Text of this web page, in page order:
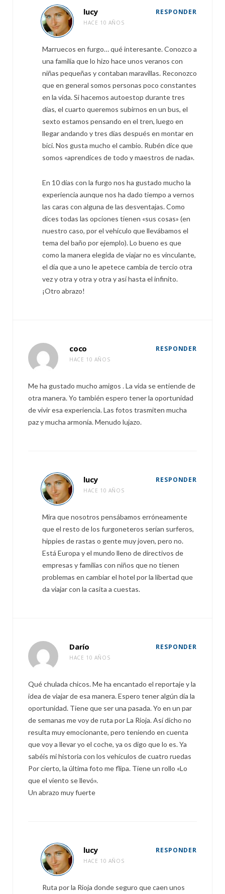
lucy
HACE 10 AÑOS
RESPONDER
Marruecos en furgo… qué interesante. Conozco a
una familia que lo hizo hace unos veranos con
niñas pequeñas y contaban maravillas. Reconozco
que en general somos personas poco constantes
en la vida. Si hacemos autoestop durante tres
días, el cuarto queremos subirnos en un bus, el
sexto estamos pensando en el tren, luego en
llegar andando y tres días después en montar en
bici. Nos gusta mucho el cambio. Rubén dice que
somos «aprendices de todo y maestros de nada».
En 10 días con la furgo nos ha gustado mucho la
experiencia aunque nos ha dado tiempo a vernos
las caras con alguna de las desventajas. Como
dices todas las opciones tienen «sus cosas» (en
nuestro caso, por el vehículo que llevábamos el
tema del baño por ejemplo). Lo bueno es que
como la manera elegida de viajar no es vinculante,
el día que a uno le apetece cambia de tercio otra
vez y otra y otra y otra y así hasta el infinito.
¡Otro abrazo!
coco
HACE 10 AÑOS
RESPONDER
Me ha gustado mucho amigos . La vida se entiende de
otra manera. Yo también espero tener la oportunidad
de vivir esa experiencia. Las fotos trasmiten mucha
paz y mucha armonía. Menudo lujazo.
lucy
HACE 10 AÑOS
RESPONDER
Mira que nosotros pensábamos erróneamente
que el resto de los furgoneteros serían surferos,
hippies de rastas o gente muy joven, pero no.
Está Europa y el mundo lleno de directivos de
empresas y familias con niños que no tienen
problemas en cambiar el hotel por la libertad que
da viajar con la casita a cuestas.
Darío
HACE 10 AÑOS
RESPONDER
Qué chulada chicos. Me ha encantado el reportaje y la
idea de viajar de esa manera. Espero tener algún día la
oportunidad. Tiene que ser una pasada. Yo en un par
de semanas me voy de ruta por La Rioja. Así dicho no
resulta muy emocionante, pero teniendo en cuenta
que voy a llevar yo el coche, ya os digo que lo es. Ya
sabéis mi historia con los vehículos de cuatro ruedas
Por cierto, la última foto me flipa. Tiene un rollo «Lo
que el viento se llevó».
Un abrazo muy fuerte
lucy
HACE 10 AÑOS
RESPONDER
Ruta por la Rioja donde seguro que caen unos